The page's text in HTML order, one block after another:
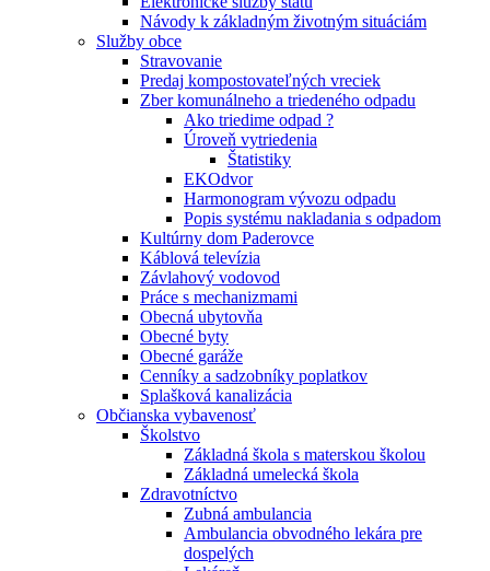
Návody k základným životným situáciám
Služby obce
Stravovanie
Predaj kompostovateľných vreciek
Zber komunálneho a triedeného odpadu
Ako triedime odpad ?
Úroveň vytriedenia
Štatistiky
EKOdvor
Harmonogram vývozu odpadu
Popis systému nakladania s odpadom
Kultúrny dom Paderovce
Káblová televízia
Závlahový vodovod
Práce s mechanizmami
Obecná ubytovňa
Obecné byty
Obecné garáže
Cenníky a sadzobníky poplatkov
Splašková kanalizácia
Občianska vybavenosť
Školstvo
Základná škola s materskou školou
Základná umelecká škola
Zdravotníctvo
Zubná ambulancia
Ambulancia obvodného lekára pre
dospelých